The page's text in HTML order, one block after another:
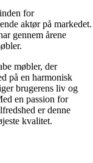
for
aktør på markedet.
gennem årene
møbler, der
på en harmonisk
brugerens liv og
en passion for
er denne
kvalitet.